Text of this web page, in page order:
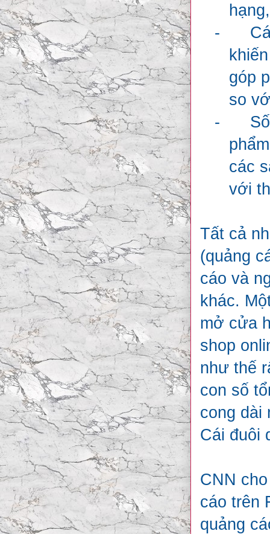
-
góp
so
-
các
với
Tất cả
(quảng
cáo và
khác.
mở cửa
shop
như thế
con số
cong dài
Cái đuôi
CNN
cáo trên
quảng